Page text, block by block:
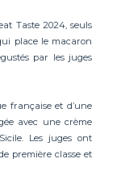
Taste 2024, seuls
place le macaron
par les juges
française et d’une
avec une crème
Les juges ont
première classe et